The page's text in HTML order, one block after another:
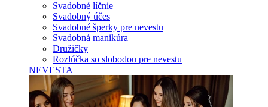
Svadobné líčnie
Svadobný účes
Svadobné šperky pre nevestu
Svadobná manikúra
Družičky
Rozlúčka so slobodou pre nevestu
NEVESTA